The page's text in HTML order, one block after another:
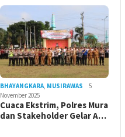
BHAYANGKARA MUSIRAWAS
5
November 2025
Cuaca Ekstrim, Polres Mura
dan Stakeholder Gelar A…